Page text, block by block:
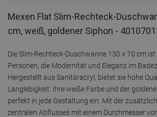
Mexen Flat Slim-Rechteck-
cm, weiß, goldener Siphon -
Die Slim-Rechteck-Duschwanne 130 x 70 cm
Personen, die Modernität und Eleganz im
Hergestellt aus Sanitäracryl, bietet sie hohe
Langlebigkeit. Ihre weiße Farbe und der
perfekt in jede Gestaltung ein. Mit der
zentralen Abflusses mit einem Durchmesser